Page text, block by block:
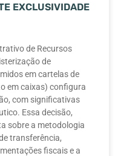
EXCLUSIVIDADE
de Recursos
de
em cartelas de
em caixas) configura
com significativas
Essa decisão,
sobre a metodologia
transferência,
fiscais e a